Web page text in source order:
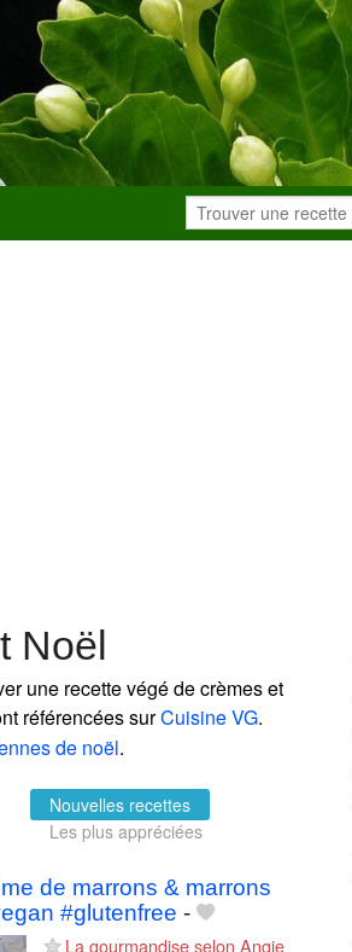
Noël
une recette végé de crèmes et
référencées surCuisine VG.
de noël.
Nouvelles recettes
Les plus appréciées
de marrons & marrons
#glutenfree -
La gourmandise selon Angie